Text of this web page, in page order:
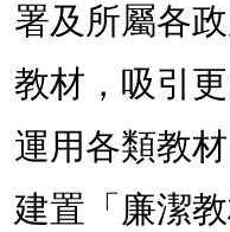
署及所屬各
教材，吸引
運用各類教
建置「廉潔